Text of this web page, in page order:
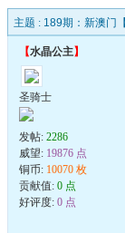
主题 : 189期：新澳门
【水晶公主】
圣骑士
发帖: 2286
威望: 19876 点
铜币: 10070 枚
贡献值: 0 点
好评度: 0 点